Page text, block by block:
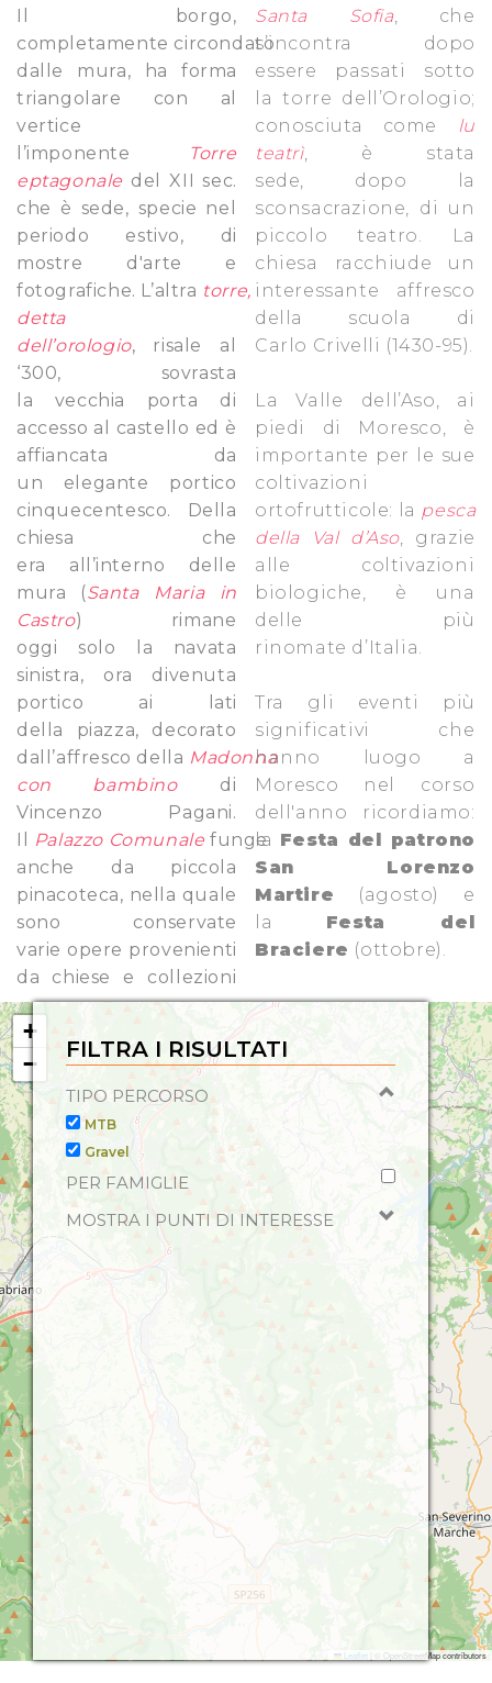
Il borgo,
completamente circondato
dalle mura, ha forma
triangolare con al
vertice
l’imponente Torre
eptagonale del XII sec.
che è sede, specie nel
periodo estivo, di
mostre d'arte e
fotografiche. L’altra torre,
detta
dell’orologio, risale al
‘300, sovrasta
la vecchia porta di
accesso al castello ed è
affiancata da
un elegante portico
cinquecentesco. Della
chiesa che
era all’interno delle
mura (Santa Maria in
Castro) rimane
oggi solo la navata
sinistra, ora divenuta
portico ai lati
della piazza, decorato
dall’affresco della Madonna
con bambinodi
Vincenzo Pagani.
Il
Palazzo Comunale funge
anche da piccola
pinacoteca, nella quale
sono conservate
varie opere provenienti
da chiese e collezioni
Santa Sofia, che
s’incontra dopo
essere passati sotto
la torre dell’Orologio;
conosciuta come
lu
teatrì, è stata
sede, dopo la
sconsacrazione, di un
piccolo teatro. La
chiesa racchiude un
interessante affresco
della scuola di
Carlo Crivelli (1430-95).
La Valle dell’Aso, ai
piedi di Moresco, è
importante per le sue
coltivazioni
ortofrutticole: la pesca
della Val d’Aso, grazie
alle coltivazioni
biologiche, è una
delle più
rinomate d’Italia.
Tra gli eventi più
significativi che
hanno luogo a
Moresco nel corso
dell'anno ricordiamo:
la Festa del patrono
San Lorenzo
Martire (agosto) e
la Festa del
Braciere (ottobre).
+
−
Leaflet © OpenStreetMap contributors
FILTRA I RISULTATI
TIPO PERCORSO
MTB
Gravel
PER FAMIGLIE
MOSTRA I PUNTI DI INTERESSE